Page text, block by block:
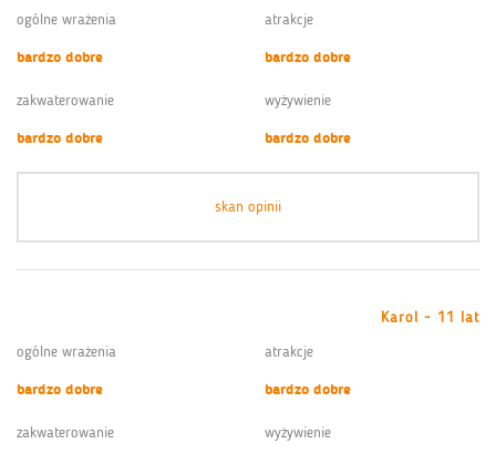
ogólne wrażenia
bardzo dobre
atrakcje
bardzo dobre
zakwaterowanie
bardzo dobre
wyżywienie
bardzo dobre
skan opinii
Karol - 11 lat
ogólne wrażenia
bardzo dobre
atrakcje
bardzo dobre
zakwaterowanie
wyżywienie